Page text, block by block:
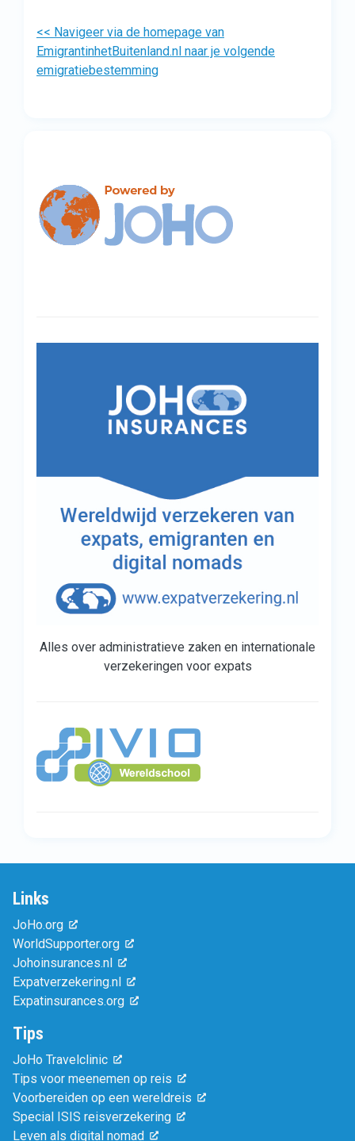
<< Navigeer via de homepage van
EmigrantinhetBuitenland.nl naar je volgende
emigratiebestemming
Alles over administratieve zaken en internationale
verzekeringen voor expats
Links
JoHo.org
WorldSupporter.org
Johoinsurances.nl
Expatverzekering.nl
Expatinsurances.org
Tips
JoHo Travelclinic
Tips voor meenemen op reis
Voorbereiden op een wereldreis
Special ISIS reisverzekering
Leven als digital nomad